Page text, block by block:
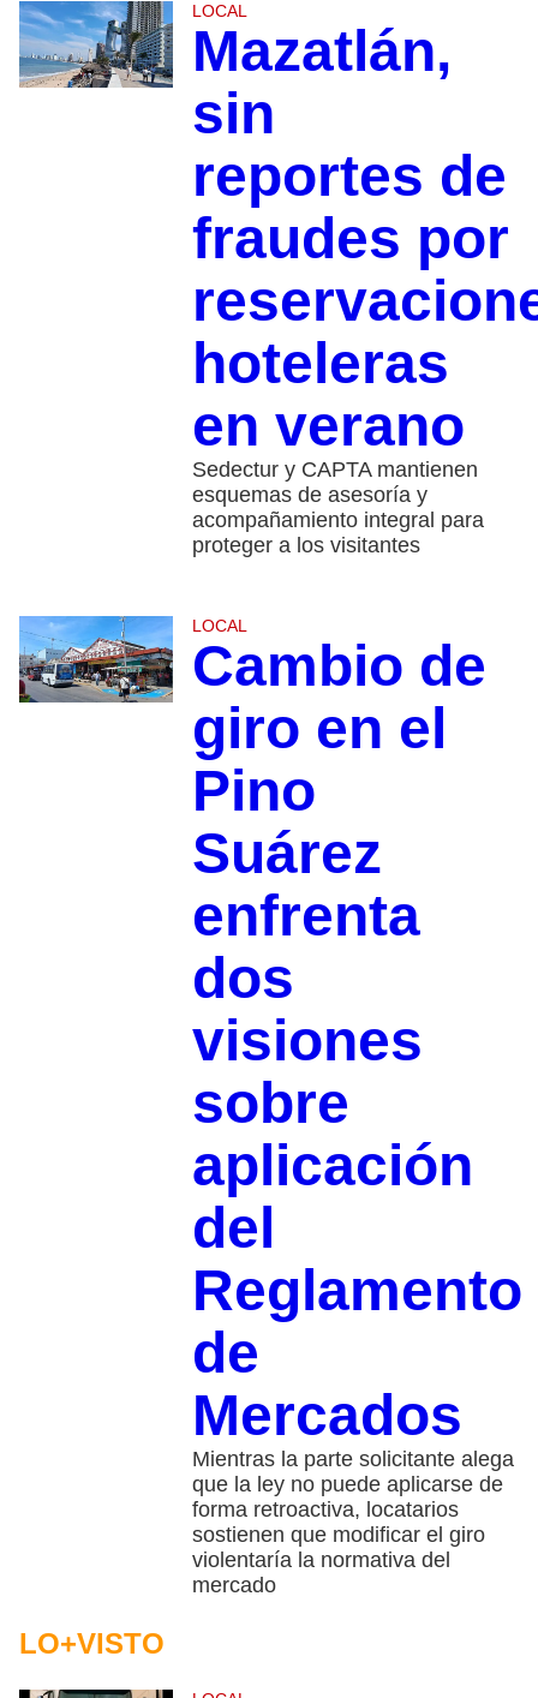
LOCAL
Mazatlán,
sin
reportes de
fraudes por
hoteleras
en verano
​Sedectur y CAPTA mantienen
esquemas de asesoría y
acompañamiento integral para
proteger a los visitantes
LOCAL
Cambio de
giro en el
Pino
Suárez
enfrenta
dos
visiones
sobre
aplicación
del
Reglamento
de
Mercados
Mientras la parte solicitante alega
que la ley no puede aplicarse de
forma retroactiva, locatarios
sostienen que modificar el giro
violentaría la normativa del
mercado
LO+VISTO